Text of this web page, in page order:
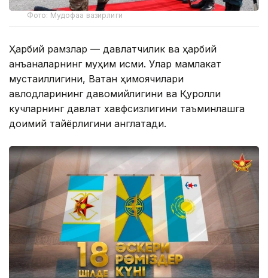
Фото: Мудофаа вазирлиги
Ҳарбий рамзлар — давлатчилик ва ҳарбий
анъаналарнинг муҳим қисми. Улар мамлакат
мустақиллигини, Ватан ҳимоячилари
авлодларининг давомийлигини ва Қуролли
кучларнинг давлат хавфсизлигини таъминлашга
доимий тайёрлигини англатади.